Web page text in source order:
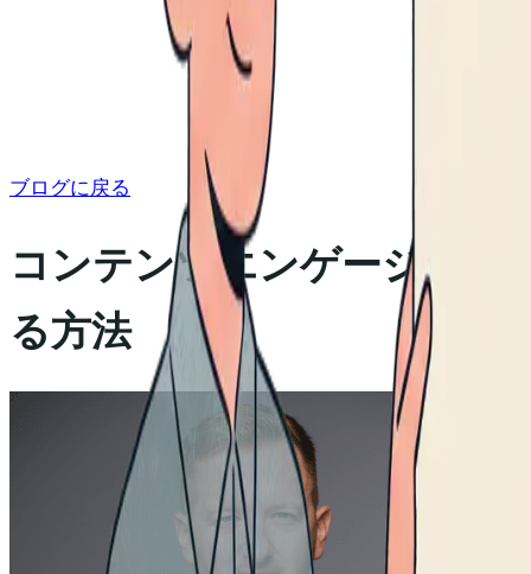
ブログに戻る
コンテンツエンゲージメ
る方法